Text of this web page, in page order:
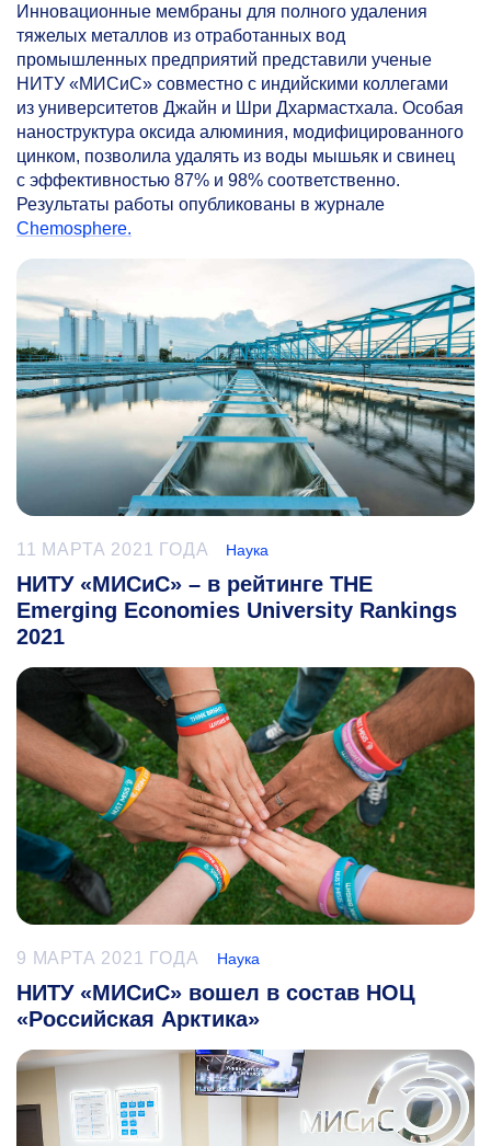
Инновационные мембраны для полного удаления
тяжелых металлов из отработанных вод
промышленных предприятий представили ученые
НИТУ «МИСиС» совместно с индийскими коллегами
из университетов Джайн и Шри Дхармастхала. Особая
наноструктура оксида алюминия, модифицированного
цинком, позволила удалять из воды мышьяк и свинец
с эффективностью 87% и 98% соответственно.
Результаты работы опубликованы в журнале
Chemosphere.
11 МАРТА 2021 ГОДА Наука
НИТУ «МИСиС» – в рейтинге THE
Emerging Economies University Rankings
2021
9 МАРТА 2021 ГОДА Наука
НИТУ «МИСиС» вошел в состав НОЦ
«Российская Арктика»